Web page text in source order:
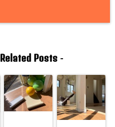
Related Posts-